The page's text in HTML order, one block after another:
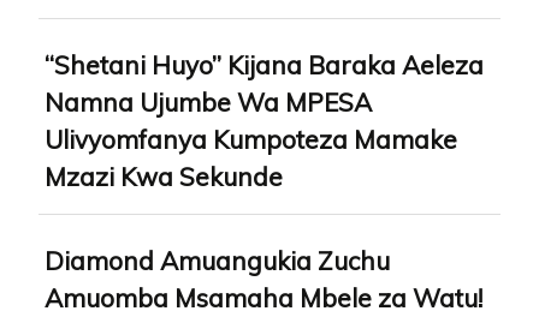
“Shetani Huyo” Kijana Baraka Aeleza
Namna Ujumbe Wa MPESA
Ulivyomfanya Kumpoteza Mamake
Mzazi Kwa Sekunde
Diamond Amuangukia Zuchu
Amuomba Msamaha Mbele za Watu!